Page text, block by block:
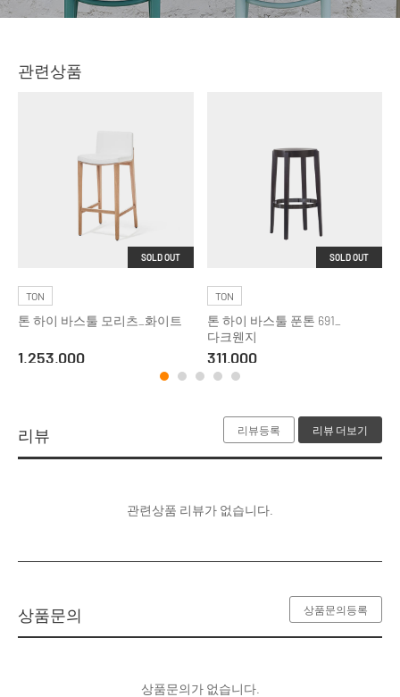
관련상품
SOLD OUT
TON
톤 하이 바스툴 모리츠_화이트
1,253,000
SOLD OUT
TON
톤 하이 바스툴 푼톤 691_
다크웬지
311,000
리뷰 리뷰등록 리뷰 더보기
관련상품 리뷰가 없습니다.
상품문의 상품문의등록
상품문의가 없습니다.